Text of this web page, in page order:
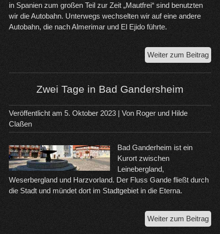
in Spanien zum großen Teil zur Zeit „Mautfrei“ sind benutzten
wir die Autobahn. Unterwegs wechselten wir auf eine andere
Autobahn, die nach Almerimar und El Ejido führte.
Weiter zum Beitrag
Zwei Tage in Bad Gandersheim
Veröffentlicht am 5. Oktober 2023| Von Roger und Hilde
Claßen
Bad Ganderheim ist ein
Kurort zwischen
Leinebergland,
Weserbergland und Harzvorland. Der Fluss Gande fließt durch
die Stadt und mündet dort im Stadtgebiet in die Eterna.
Weiter zum Beitrag